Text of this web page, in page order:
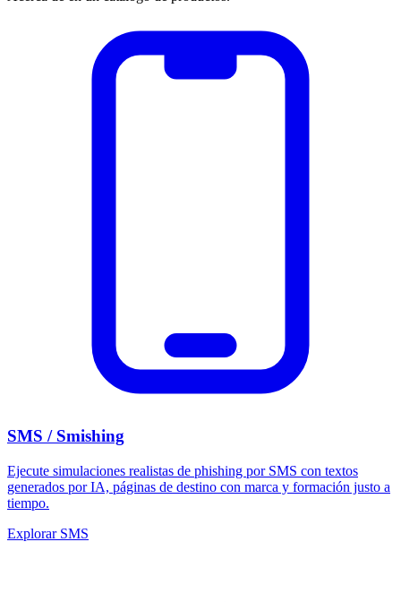
SMS / Smishing
Ejecute simulaciones realistas de phishing por SMS con textos
generados por IA, páginas de destino con marca y formación justo a
tiempo.
Explorar SMS